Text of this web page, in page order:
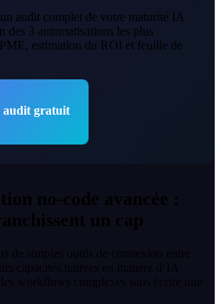
audit complet de votre maturité IA
des 3 automatisations les plus
estimation du ROI et feuille de
gratuit
no-code avancée :
un cap
de simples outils de connexion entre
capacités natives en matière d’IA
workflows complexes sans écrire une